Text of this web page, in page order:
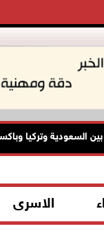
وتركيا وباكستان
الاسرى